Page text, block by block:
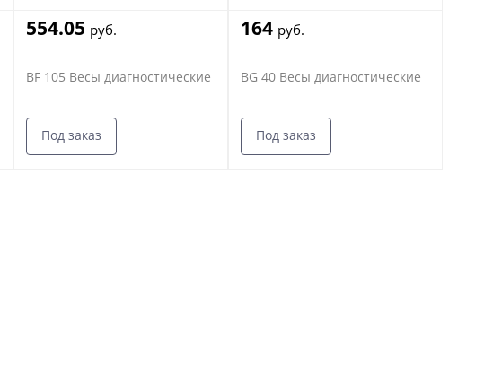
554.05 руб.
BF 105 Весы диагностические
Под заказ
164 руб.
BG 40 Весы диагностические
Под заказ